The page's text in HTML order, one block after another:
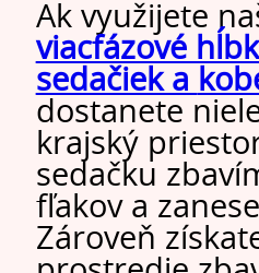
Ak využijete
viacfázové
sedačiek a
dostanete
krajský
sedačku
fľakov a
Zároveň